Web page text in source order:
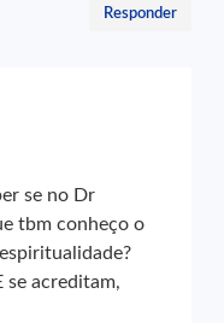
Responder
se no Dr
tbm conheço o
se acreditam,